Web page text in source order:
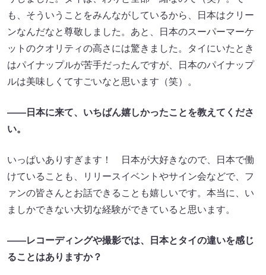
も、そういうことをみんながしているから、日本はクリー
ンなんだなと尊敬しました。あと、日本のスーパーマーケ
ットのクオリティの高さには驚きました。タイにいたとき
はパイナップルが苦手だったんですが、日本のパイナップ
ルは美味しくてすごいなと思います（笑）。
――日本に来て、いちばん嬉しかったことを教えてくださ
い。
いっぱいありすぎます！ 日本が大好きなので、日本で働
けていることも、リリースイベントやサイン会などで、フ
ァンの皆さんとお話できることも嬉しいです。本当に、い
ましかできない大切な経験ができていると思います。
――レコーディングや撮影では、日本とタイの違いを感じ
ることはありますか？